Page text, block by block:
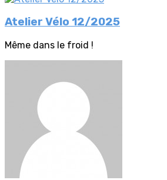
Atelier Vélo 12/2025
Même dans le froid !